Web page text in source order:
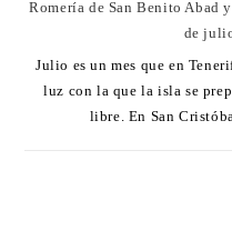
Romería de San Benito Abad
de
Julio es un mes que en
luz con la que la isla se
libre. En San